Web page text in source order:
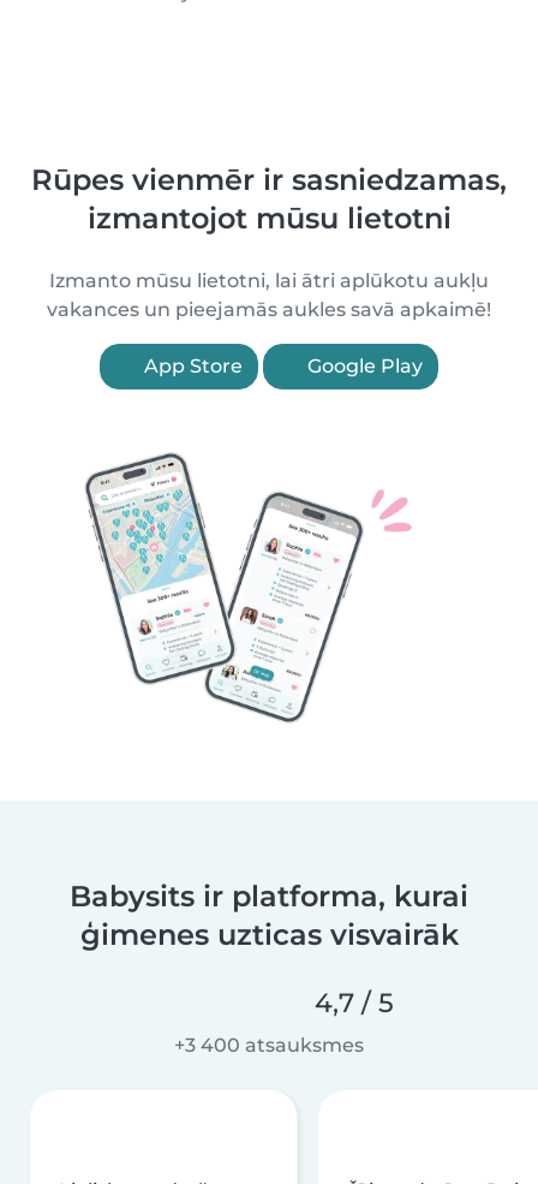
Rūpes vienmēr ir sasniedzamas,
izmantojot mūsu lietotni
Izmanto mūsu lietotni, lai ātri aplūkotu aukļu
vakances un pieejamās aukles savā apkaimē!
App Store Google Play
Babysits ir platforma, kurai
ģimenes uzticas visvairāk
4,7 / 5
+3 400 atsauksmes